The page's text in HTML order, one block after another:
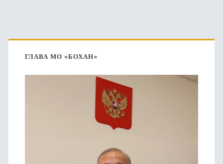
Основная
боковая
ГЛАВА МО «БОХАН»